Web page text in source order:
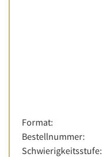
Format:
Bestellnummer:
Schwierigkeitsstufe: